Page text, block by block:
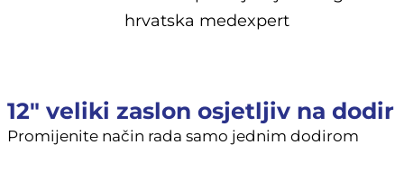
12" veliki zaslon osjetljiv na dodir
Promijenite način rada samo jednim dodirom